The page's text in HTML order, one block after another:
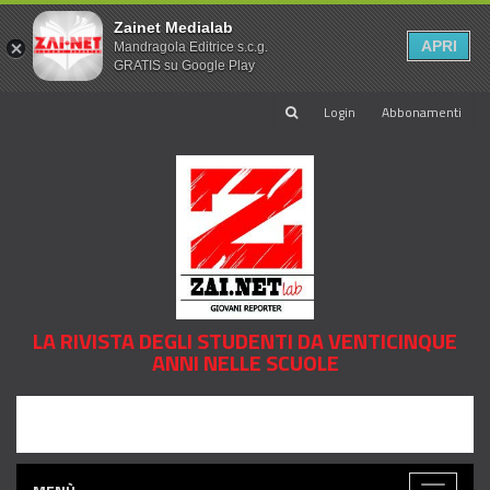
Login Abbonamenti
LA RIVISTA DEGLI STUDENTI DA VENTICINQUE
ANNI NELLE SCUOLE
Zainet Medialab
Mandragola Editrice s.c.g.
GRATIS su Google Play
APRI